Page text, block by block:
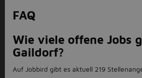
FAQ
Wie viele offene Jobs
Gaildorf?
Auf Jobbird gibt es aktuell 219